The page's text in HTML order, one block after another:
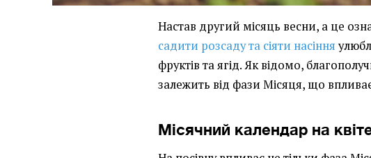
Настав другий місяць весни, а це
садити розсаду та сіяти насіння
фруктів та ягід. Як відомо,
залежить від фази Місяця, що
Місячний календар на